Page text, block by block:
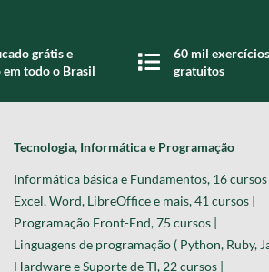
grátis e
todo o Brasil
60 mil exercícios
gratuitos
Tecnologia, Informática e Programação
Informática básica e Fundamentos, 16 cursos
Excel, Word, LibreOffice e mais, 41 cursos |
Programação Front-End, 75 cursos |
Linguagens de programação ( Python, Ruby,
Hardware e Suporte de TI, 22 cursos |